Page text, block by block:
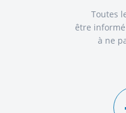
Toutes
être
à ne